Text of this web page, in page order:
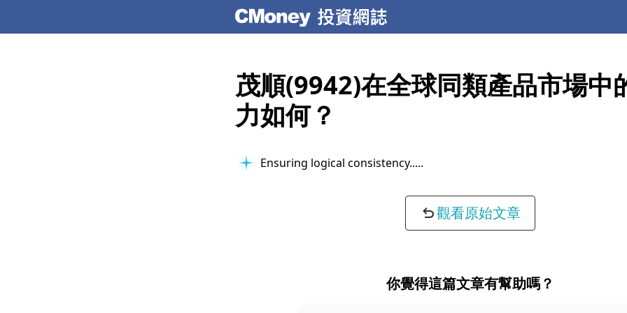
茂順(9942)在全球同類產品市場中
力如何？
Ensuring logical consistency...
觀看原始文章
你覺得這篇文章有幫助嗎？